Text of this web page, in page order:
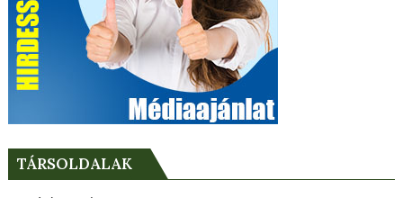
TÁRSOLDALAK